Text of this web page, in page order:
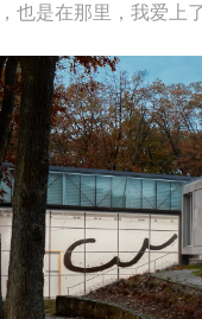
是在那里，我爱上